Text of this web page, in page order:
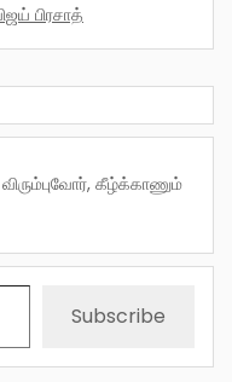
பிரசாத்
Subscribe